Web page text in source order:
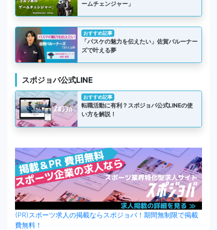
ームチェンジャー」
おすすめ記事
「バスケの魅力を伝えたい」佐賀バルーナー
ズで叶える夢
スポジョバ公式LINE
おすすめ記事
転職活動に有利？スポジョバ公式LINEの使
い方を解説！
(PR)スポーツ求人の掲載ならスポジョバ！期間無制限で掲載
費無料！